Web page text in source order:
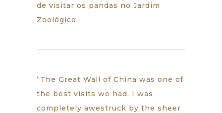
de visitar os pandas no Jardim
Zoológico.
“The Great Wall of China was one of
the best visits we had. I was
completely awestruck by the sheer